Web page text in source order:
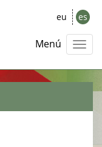
eu es
Menú